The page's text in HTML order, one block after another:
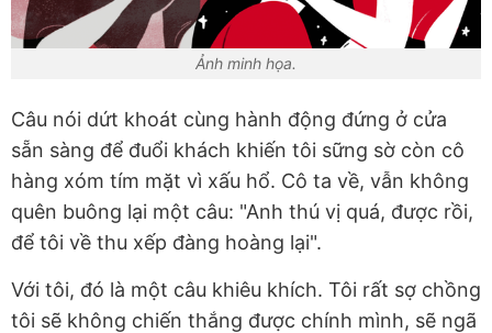
Ảnh minh họa.
Câu nói dứt khoát cùng hành động đứng ở cửa
sẵn sàng để đuổi khách khiến tôi sững sờ còn cô
hàng xóm tím mặt vì xấu hổ. Cô ta về, vẫn không
quên buông lại một câu: "Anh thú vị quá, được rồi,
để tôi về thu xếp đàng hoàng lại".
Với tôi, đó là một câu khiêu khích. Tôi rất sợ chồng
tôi sẽ không chiến thắng được chính mình, sẽ ngã